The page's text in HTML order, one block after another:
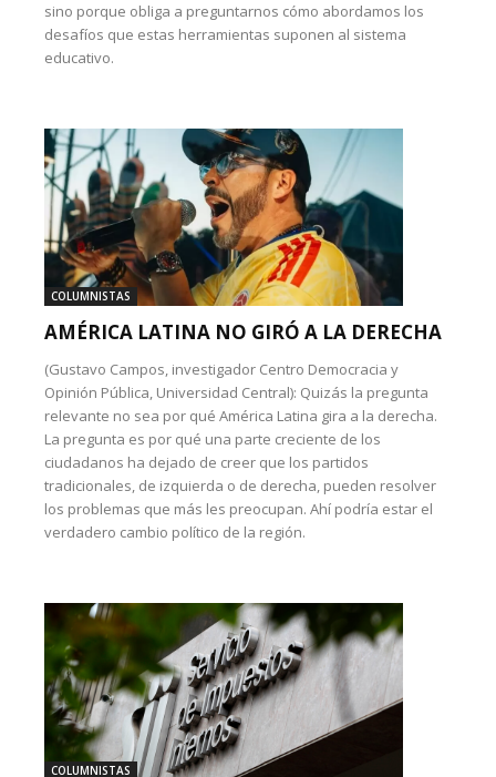
sino porque obliga a preguntarnos cómo abordamos los
desafíos que estas herramientas suponen al sistema
educativo.
COLUMNISTAS
AMÉRICA LATINA NO GIRÓ A LA DERECHA
(Gustavo Campos, investigador Centro Democracia y
Opinión Pública, Universidad Central): Quizás la pregunta
relevante no sea por qué América Latina gira a la derecha.
La pregunta es por qué una parte creciente de los
ciudadanos ha dejado de creer que los partidos
tradicionales, de izquierda o de derecha, pueden resolver
los problemas que más les preocupan. Ahí podría estar el
verdadero cambio político de la región.
COLUMNISTAS